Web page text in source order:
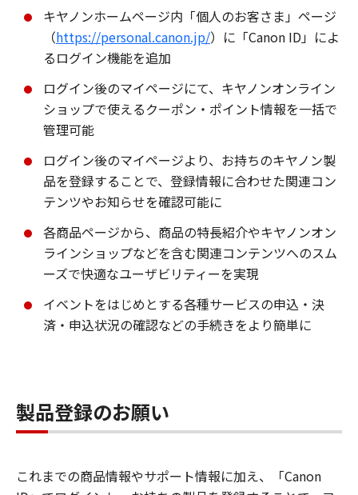
キヤノンホームページ内「個人のお客さま」ページ
（https://personal.canon.jp/）に「Canon ID」によ
るログイン機能を追加
ログイン後のマイページにて、キヤノンオンライン
ショップで使えるクーポン・ポイント情報を一括で
管理可能
ログイン後のマイページより、お持ちのキヤノン製
品を登録することで、登録情報に合わせた関連コン
テンツやお知らせを確認可能に
各商品ページから、商品の特長紹介やキヤノンオン
ラインショップなどを含む関連コンテンツへのスム
ーズで快適なユーザビリティーを実現
イベントをはじめとする各種サービスの申込・決
済・申込状況の確認などの手続きをより簡単に
製品登録のお願い
これまでの商品情報やサポート情報に加え、「Canon